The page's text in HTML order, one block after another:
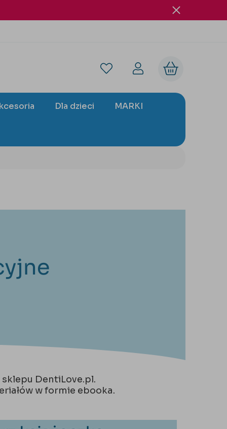
Dla dzieci MARKI
DentiLove.pl.
w formie ebooka.